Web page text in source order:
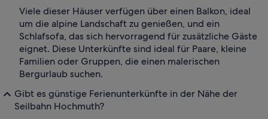
Viele dieser Häuser verfügen über einen Balkon, ideal
um die alpine Landschaft zu genießen, und ein
Schlafsofa, das sich hervorragend für zusätzliche Gäste
eignet. Diese Unterkünfte sind ideal für Paare, kleine
Familien oder Gruppen, die einen malerischen
Bergurlaub suchen.
Gibt es günstige Ferienunterkünfte in der Nähe der
Seilbahn Hochmuth?